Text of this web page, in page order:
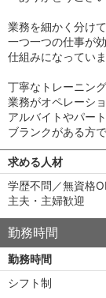
業務を細かく分け
一つ一つの仕事が
仕組みになっていま
丁寧なトレーニン
業務がオペレーシ
アルバイトやパー
ブランクがある方
求める人材
学歴不問／無資格
主夫・主婦歓迎
勤務時間
勤務時間
シフト制